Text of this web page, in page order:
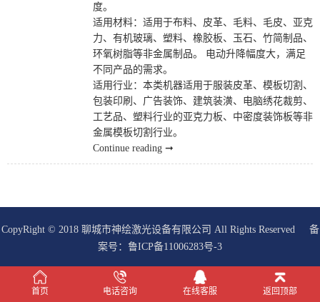
度。
适用材料：适用于布料、皮革、毛料、毛皮、亚克
力、有机玻璃、塑料、橡胶板、玉石、竹简制品、
环氧树脂等非金属制品。 电动升降幅度大，满足
不同产品的需求。
适用行业：本类机器适用于服装皮革、模板切割、
包装印刷、广告装饰、建筑装潢、电脑绣花裁剪、
工艺品、塑料行业的亚克力板、中密度装饰板等非
金属模板切割行业。
Continue reading ➞
CopyRight © 2018 聊城市神绘激光设备有限公司 All Rights Reserved 备
案号： 鲁ICP备11006283号-3
首页 电话咨询 在线客服 返回顶部